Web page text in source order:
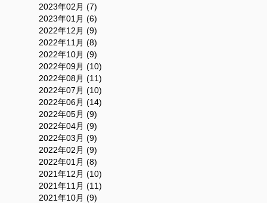
2023年02月 (7)
2023年01月 (6)
2022年12月 (9)
2022年11月 (8)
2022年10月 (9)
2022年09月 (10)
2022年08月 (11)
2022年07月 (10)
2022年06月 (14)
2022年05月 (9)
2022年04月 (9)
2022年03月 (9)
2022年02月 (9)
2022年01月 (8)
2021年12月 (10)
2021年11月 (11)
2021年10月 (9)